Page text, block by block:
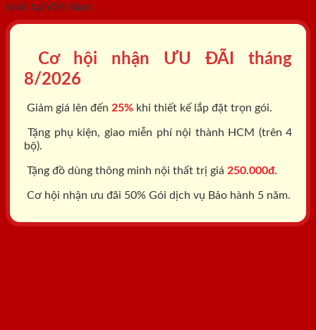
nhất tại Việt Nam.
Cơ hội nhận ƯU ĐÃI tháng
8/2026
Giảm giá lên đến 25% khi thiết kế lắp đặt trọn gói.
Tặng phụ kiện, giao miễn phí nội thành HCM (trên 4
bộ).
Tặng đồ dùng thông minh nội thất trị giá 250.000đ.
Cơ hội nhận ưu đãi 50% Gói dịch vụ Bảo hành 5 năm.